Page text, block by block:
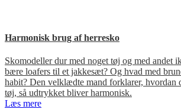
Harmonisk brug af herresko
Skomodeller dur med noget tøj og med andet
bære loafers til et jakkesæt? Og hvad med
habit? Den velklædte mand forklarer, hvordan
tøj, så udtrykket bliver harmonisk.
Læs mere